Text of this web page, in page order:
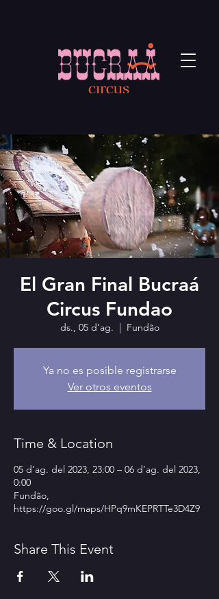
El Gran Final Bucraá
Circus Fundao
ds., 05 d’ag.
  |
Fundão
Ya no es posible registrarse
Ver otros eventos
Time & Location
05 d’ag. del 2023, 23:00 – 06 d’ag. del 2023,
0:00
Fundão,
https://goo.gl/maps/HPq9mKEPRTTe3D4Z9
Share This Event